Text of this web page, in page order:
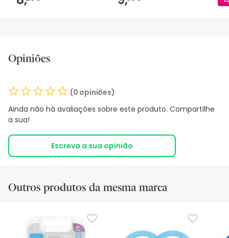
Opiniões
(0 opiniões)
Ainda não há avaliações sobre este produto. Compartilhe
a sua!
Escreva a sua opinião
Outros produtos da mesma marca